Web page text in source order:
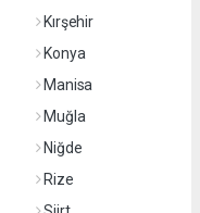
Kırşehir
Konya
Manisa
Muğla
Niğde
Rize